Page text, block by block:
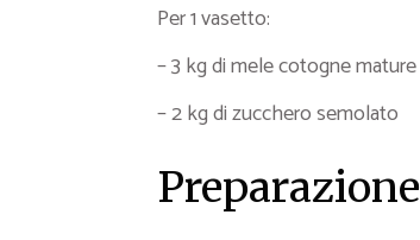
Per 1 vasetto:
– 3 kg di mele cotogne mature
– 2 kg di zucchero semolato
Preparazione